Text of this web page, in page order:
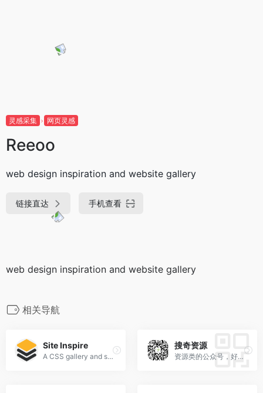
灵感采集 网页灵感
Reeoo
web design inspiration and website gallery
链接直达 手机查看
web design inspiration and website gallery
相关导航
Site Inspire
A CSS gallery and showcase of the best web design inspiration.
搜奇资源
资源类的公众号，好软件好站点分享